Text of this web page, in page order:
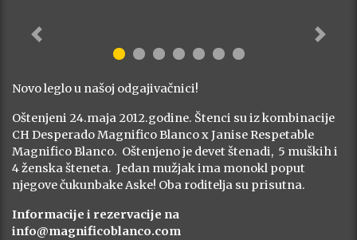
Previous Next
Novo leglo u našoj odgajivačnici!
Oštenjeni 24.maja 2012.godine. Štenci su iz kombinacije
CH Desperado Magnifico Blanco x Janise Respetable
Magnifico Blanco. Oštenjeno je devet štenadi, 5 muških i
4 ženska šteneta. Jedan mužjak ima monokl poput
njegove čukunbake Aske! Oba roditelja su prisutna.
Informacije i rezervacije na
info@magnificoblanco.com